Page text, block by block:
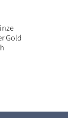
Gold